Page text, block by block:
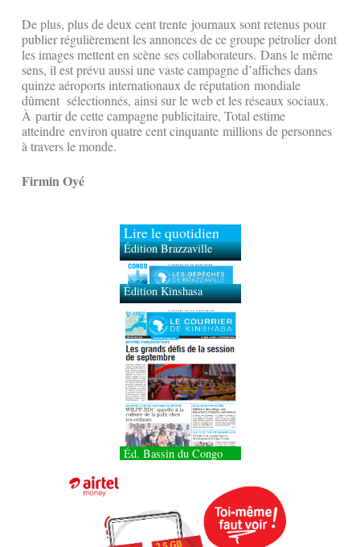
De plus, plus de deux cent trente journaux sont retenus pour
publier régulièrement les annonces de ce groupe pétrolier dont
les images mettent en scène ses collaborateurs. Dans le même
sens, il est prévu aussi une vaste campagne d’affiches dans
quinze aéroports internationaux de réputation mondiale
dûment sélectionnés, ainsi sur le web et les réseaux sociaux.
À partir de cette campagne publicitaire, Total estime
atteindre environ quatre cent cinquante millions de personnes
à travers le monde.
Firmin Oyé
Lire le quotidien
Édition Brazzaville
Édition Kinshasa
Éd. Bassin du Congo